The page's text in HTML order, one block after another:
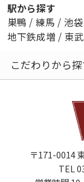
駅から探す
巣鴨 / 練馬 / 池袋
地下鉄成増 / 東
こだわりから
〒171-0014
TEL